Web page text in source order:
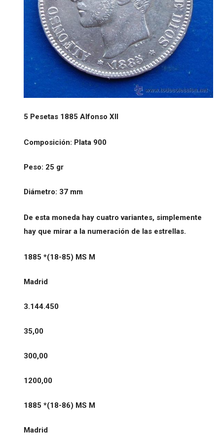
5 Pesetas 1885 Alfonso XII
Composición: Plata 900
Peso: 25 gr
Diámetro: 37 mm
De esta moneda hay cuatro variantes, simplemente
hay que mirar a la numeración de las estrellas.
1885 *(18-85) MS M
Madrid
3.144.450
35,00
300,00
1200,00
1885 *(18-86) MS M
Madrid